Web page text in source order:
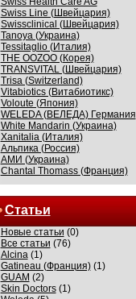
Swiss Line (Швейцария)
Swissсlinical (Швейцария)
Tanoya (Украина)
Tessitaglio (Италия)
THE OOZOO (Корея)
TRANSVITAL (Швейцария)
Trisa (Switzerland)
Vitabiotics (Витабиотикс)
Voloute (Япония)
WELEDA (ВЕЛЕДА) Германия
White Mandarin (Украина)
Xanitalia (Италия)
Альпика (Россия)
АМИ (Украина)
Сhantal Thomass (Франция)
Статьи
Новые статьи (0)
Все статьи (76)
Alcina(1)
Gatineau (Франция)(1)
GUAM (2)
Skin Doctors(1)